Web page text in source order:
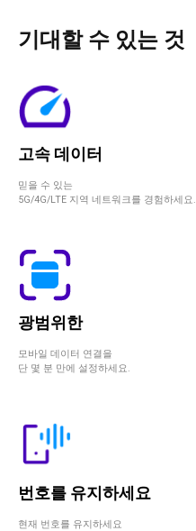
기대할 수 있는 것
고속 데이터
믿을 수 있는
5G/4G/LTE 지역 네트워크를 경험하세요.
광범위한
모바일 데이터 연결을
단 몇 분 만에 설정하세요.
번호를 유지하세요
현재 번호를 유지하세요